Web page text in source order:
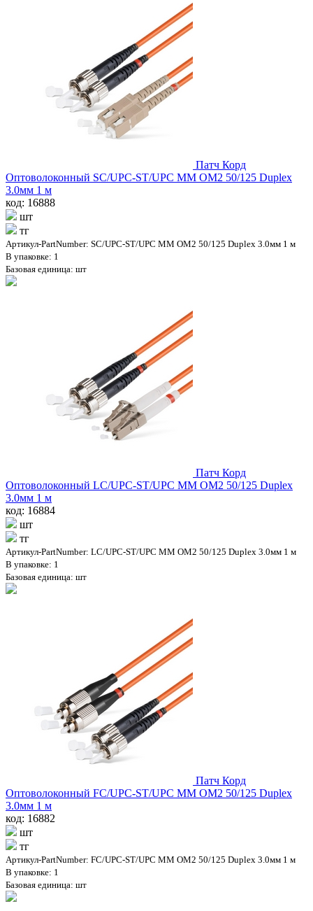
Патч Корд
Оптоволоконный SC/UPC-ST/UPC MM OM2 50/125 Duplex
3.0мм 1 м
код: 16888
шт
тг
Артикул-PartNumber: SC/UPC-ST/UPC MM OM2 50/125 Duplex 3.0мм 1 м
В упаковке: 1
Базовая единица: шт
Патч Корд
Оптоволоконный LC/UPC-ST/UPC MM OM2 50/125 Duplex
3.0мм 1 м
код: 16884
шт
тг
Артикул-PartNumber: LC/UPC-ST/UPC MM OM2 50/125 Duplex 3.0мм 1 м
В упаковке: 1
Базовая единица: шт
Патч Корд
Оптоволоконный FC/UPC-ST/UPC MM OM2 50/125 Duplex
3.0мм 1 м
код: 16882
шт
тг
Артикул-PartNumber: FC/UPC-ST/UPC MM OM2 50/125 Duplex 3.0мм 1 м
В упаковке: 1
Базовая единица: шт